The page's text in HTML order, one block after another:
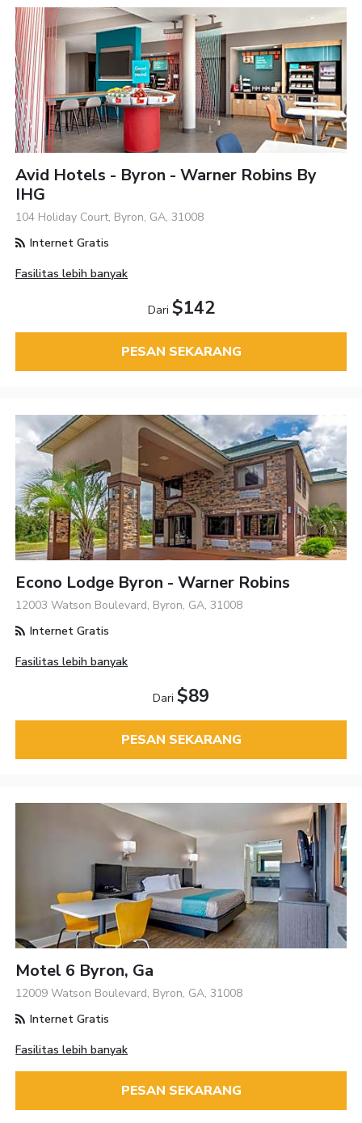
Avid Hotels - Byron - Warner Robins By
IHG
104 Holiday Court, Byron, GA, 31008
Internet Gratis
Fasilitas lebih banyak
Dari $142
PESAN SEKARANG
Econo Lodge Byron - Warner Robins
12003 Watson Boulevard, Byron, GA, 31008
Internet Gratis
Fasilitas lebih banyak
Dari $89
PESAN SEKARANG
Motel 6 Byron, Ga
12009 Watson Boulevard, Byron, GA, 31008
Internet Gratis
Fasilitas lebih banyak
PESAN SEKARANG